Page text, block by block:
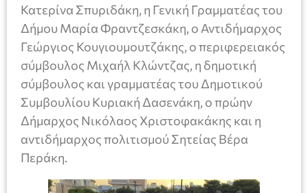
Κατερίνα Σπυριδάκη, η Γενική Γραμματέας του
Δήμου Μαρία Φραντζεσκάκη, ο Αντιδήμαρχος
Γεώργιος Κουγιουμουτζάκης, ο περιφερειακός
σύμβουλος Μιχαήλ Κλώντζας, η δημοτική
σύμβουλος και γραμματέας του Δημοτικού
Συμβουλίου Κυριακή Δασενάκη, ο πρώην
Δήμαρχος Νικόλαος Χριστοφακάκης και η
αντιδήμαρχος πολιτισμού Σητείας Βέρα
Περάκη.